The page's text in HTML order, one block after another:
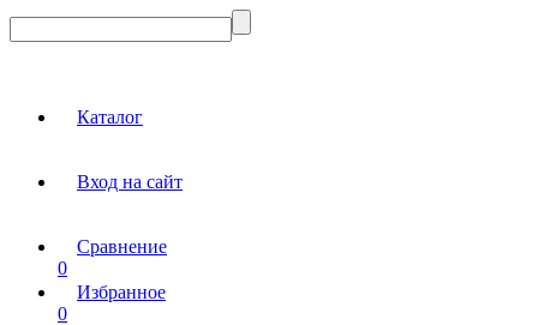
Каталог
Вход на сайт
Сравнение
0
Избранное
0